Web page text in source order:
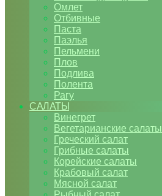
Омлет
Отбивные
Паста
Паэлья
Пельмени
Плов
Подлива
Полента
Рагу
САЛАТЫ
Винегрет
Вегетарианские салаты
Греческий салат
Грибные салаты
Корейские салаты
Крабовый салат
Мясной салат